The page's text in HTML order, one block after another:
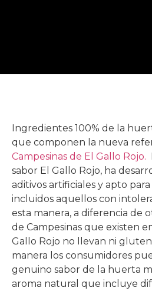
Ingredientes 100% de la
que componen la nueva
Campesinas de El Gallo Rojo.
sabor El Gallo Rojo, ha
aditivos artificiales y apto
incluidos aquellos con
esta manera, a diferencia de
de Campesinas que existen
Gallo Rojo no llevan ni gluten
manera los consumidores
genuino sabor de la huerta
aroma natural que incluye